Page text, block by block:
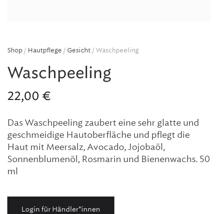
Shop / Hautpflege / Gesicht / Waschpeeling
Waschpeeling
22,00 €
Das Waschpeeling zaubert eine sehr glatte und
geschmeidige Hautoberfläche und pflegt die
Haut mit Meersalz, Avocado, Jojobaöl,
Sonnenblumenöl, Rosmarin und Bienenwachs. 50
ml
Login für Händler*innen